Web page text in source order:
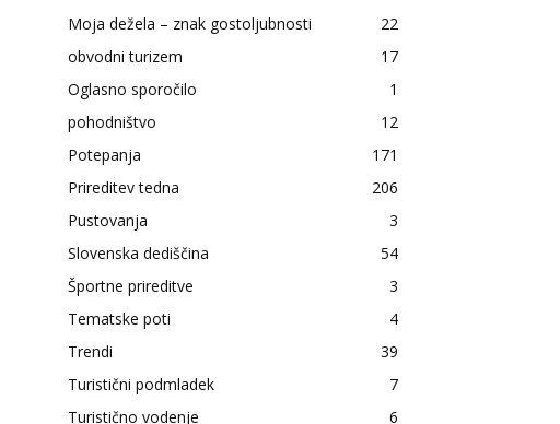
Moja dežela – znak gostoljubnosti
22
obvodni turizem
17
Oglasno sporočilo
1
pohodništvo
12
Potepanja
171
Prireditev tedna
206
Pustovanja
3
Slovenska dediščina
54
Športne prireditve
3
Tematske poti
4
Trendi
39
Turistični podmladek
7
Turistično vodenje
6